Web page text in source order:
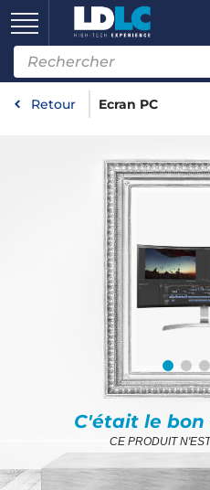
Retour Ecran PC
C'était le
CE PRODUIT